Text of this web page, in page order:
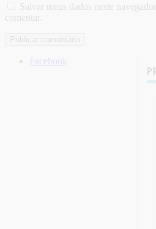
Salvar meus dados neste
comentar.
Facebook